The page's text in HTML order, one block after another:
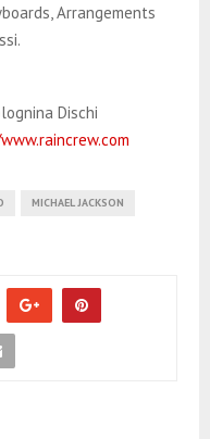
Arrangements
Dischi
MICHAEL JACKSON